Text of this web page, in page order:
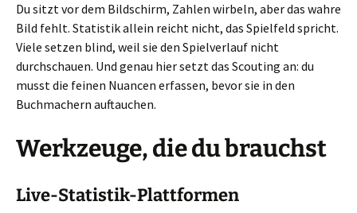
Du sitzt vor dem Bildschirm, Zahlen wirbeln, aber das wahre
Bild fehlt. Statistik allein reicht nicht, das Spielfeld spricht.
Viele setzen blind, weil sie den Spielverlauf nicht
durchschauen. Und genau hier setzt das Scouting an: du
musst die feinen Nuancen erfassen, bevor sie in den
Buchmachern auftauchen.
Werkzeuge, die du brauchst
Live-Statistik-Plattformen